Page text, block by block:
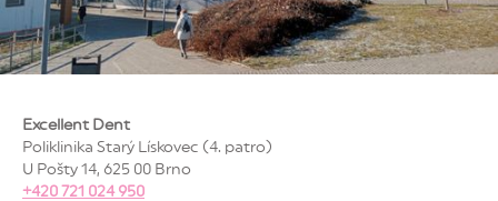
Excellent Dent
Poliklinika Starý Lískovec (4. patro)
U Pošty 14, 625 00 Brno
+420 721 024 950